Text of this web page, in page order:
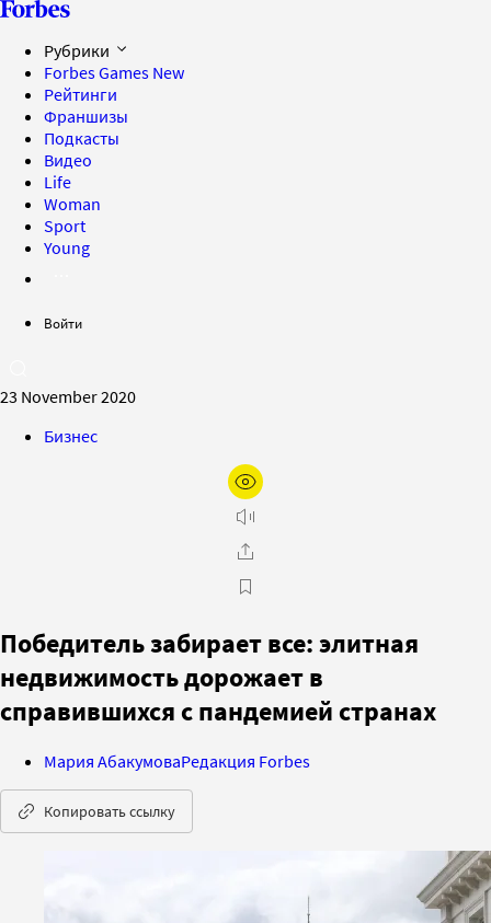
Рубрики
Forbes Games New
Рейтинги
Франшизы
Подкасты
Видео
Life
Woman
Sport
Young
Войти
23 November 2020
Бизнес
Победитель забирает все: элитная
недвижимость дорожает в
справившихся с пандемией странах
Мария АбакумоваРедакция Forbes
Копировать ссылку